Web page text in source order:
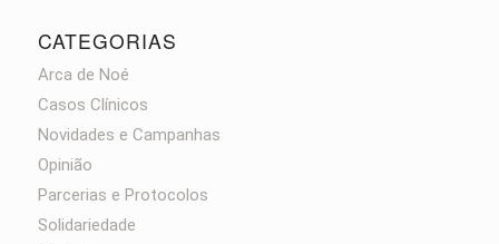
CATEGORIAS
Arca de Noé
Casos Clínicos
Novidades e Campanhas
Opinião
Parcerias e Protocolos
Solidariedade